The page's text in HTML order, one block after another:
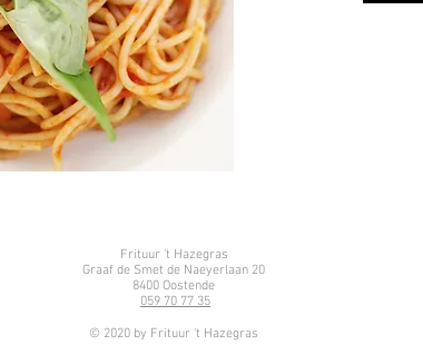
Frituur 't Hazegras
Graaf de Smet de Naeyerlaan 20
8400 Oostende
059 70 77 35
© 2020 by Frituur 't Hazegras